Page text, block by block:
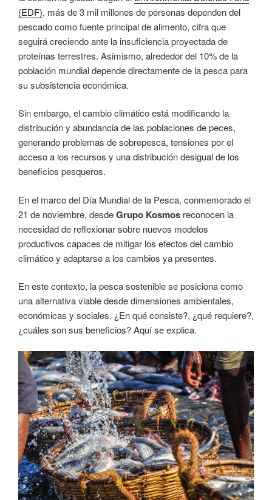
(EDF), más de 3 mil millones de personas dependen del
pescado como fuente principal de alimento, cifra que
seguirá creciendo ante la insuficiencia proyectada de
proteínas terrestres. Asimismo, alrededor del 10% de la
población mundial depende directamente de la pesca para
su subsistencia económica.
Sin embargo, el cambio climático está modificando la
distribución y abundancia de las poblaciones de peces,
generando problemas de sobrepesca, tensiones por el
acceso a los recursos y una distribución desigual de los
beneficios pesqueros.
En el marco del Día Mundial de la Pesca, conmemorado el
21 de noviembre, desdeGrupo Kosmos reconocen la
necesidad de reflexionar sobre nuevos modelos
productivos capaces de mitigar los efectos del cambio
climático y adaptarse a los cambios ya presentes.
En este contexto, la pesca sostenible se posiciona como
una alternativa viable desde dimensiones ambientales,
económicas y sociales. ¿En qué consiste?, ¿qué requiere?,
¿cuáles son sus beneficios? Aquí se explica.